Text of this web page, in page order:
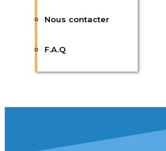
Nous contacter
F.A.Q